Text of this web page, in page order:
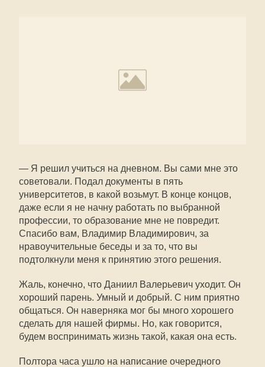
— Я решил учиться на дневном. Вы сами мне это
советовали. Подал документы в пять
университетов, в какой возьмут. В конце концов,
даже если я не начну работать по выбранной
профессии, то образование мне не повредит.
Спасибо вам, Владимир Владимирович, за
нравоучительные беседы и за то, что вы
подтолкнули меня к принятию этого решения.
Жаль, конечно, что Даниил Валерьевич уходит. Он
хороший парень. Умный и добрый. С ним приятно
общаться. Он наверняка мог бы много хорошего
сделать для нашей фирмы. Но, как говорится,
будем воспринимать жизнь такой, какая она есть.
Полтора часа ушло на написание очередного